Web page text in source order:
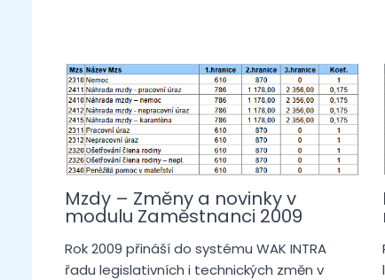
Mzdy – Změny a novinky v
modulu Zaměstnanci 2009
Rok 2009 přináší do systému WAK INTRA
řadu legislativních i technických změn v